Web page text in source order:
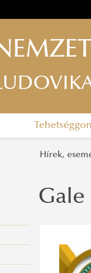
Hírek,
Gale